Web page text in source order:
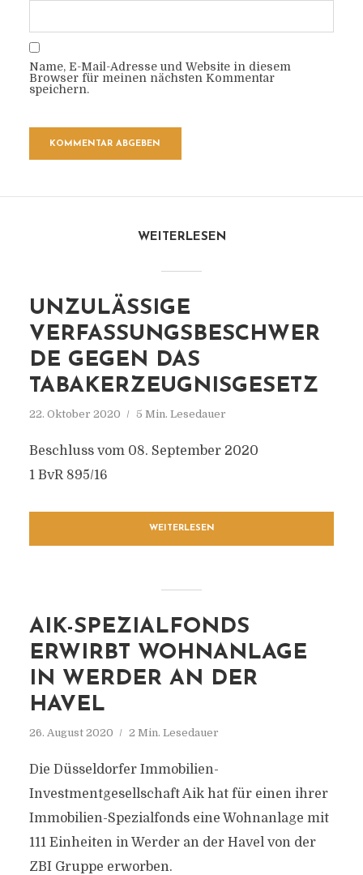
Name, E-Mail-Adresse und Website in diesem
Browser für meinen nächsten Kommentar
speichern.
WEITERLESEN
UNZULÄSSIGE
VERFASSUNGSBESCHWER
DE GEGEN DAS
TABAKERZEUGNISGESETZ
22. Oktober 2020 5 Min. Lesedauer
Beschluss vom 08. September 2020
1 BvR 895/16
WEITERLESEN
AIK-SPEZIALFONDS
ERWIRBT WOHNANLAGE
IN WERDER AN DER
HAVEL
26. August 2020 2 Min. Lesedauer
Die Düsseldorfer Immobilien-
Investmentgesellschaft Aik hat für einen ihrer
Immobilien-Spezialfonds eine Wohnanlage mit
111 Einheiten in Werder an der Havel von der
ZBI Gruppe erworben.